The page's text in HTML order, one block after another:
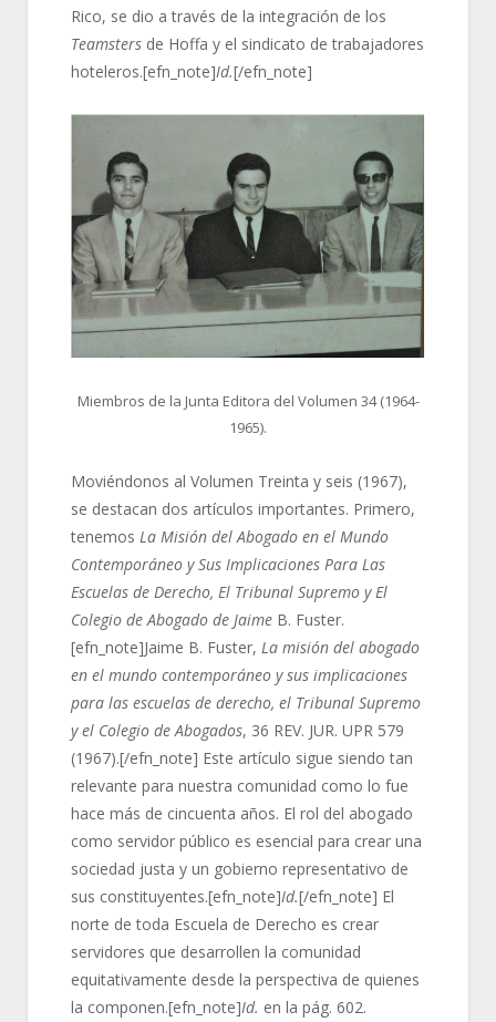
Rico, se dio a través de la integración de los
Teamstersde Hoffa y el sindicato de trabajadores
hoteleros.[efn_note]Id.[/efn_note]
Miembros de la Junta Editora del Volumen 34 (1964-
1965).
Moviéndonos al Volumen Treinta y seis (1967),
se destacan dos artículos importantes. Primero,
tenemos La Misión del Abogado en el Mundo
Contemporáneo y Sus Implicaciones Para Las
Escuelas de Derecho, El Tribunal Supremo y El
Colegio de Abogado de JaimeB. Fuster.
[efn_note]Jaime B. Fuster, La misión del abogado
en el mundo contemporáneo y sus implicaciones
para las escuelas de derecho, el Tribunal Supremo
y el Colegio de Abogados, 36 REV. JUR. UPR 579
(1967).[/efn_note] Este artículo sigue siendo tan
relevante para nuestra comunidad como lo fue
hace más de cincuenta años. El rol del abogado
como servidor público es esencial para crear una
sociedad justa y un gobierno representativo de
sus constituyentes.[efn_note]Id.[/efn_note] El
norte de toda Escuela de Derecho es crear
servidores que desarrollen la comunidad
equitativamente desde la perspectiva de quienes
la componen.[efn_note]Id. en la pág. 602.